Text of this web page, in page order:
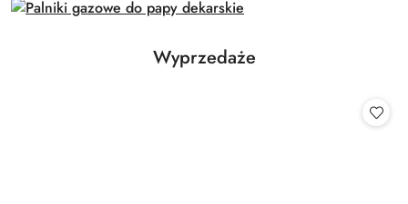
Pomiń karuzelę produktów
Produkty
Wyprzedaże